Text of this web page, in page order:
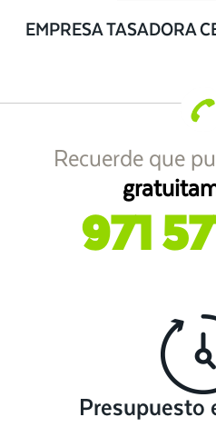
EMPRESA TASADORA
Recuerde que
971
Presupuesto